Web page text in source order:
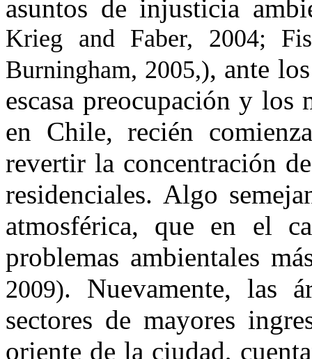
asuntos de injusticia
Krieg and Faber, 2004;
Burningham, 2005,), ante
escasa preocupación y los
en Chile, recién
revertir la concentración
residenciales. Algo
atmosférica, que en el
problemas ambientales
2009). Nuevamente, las
sectores de mayores
oriente de la ciudad,